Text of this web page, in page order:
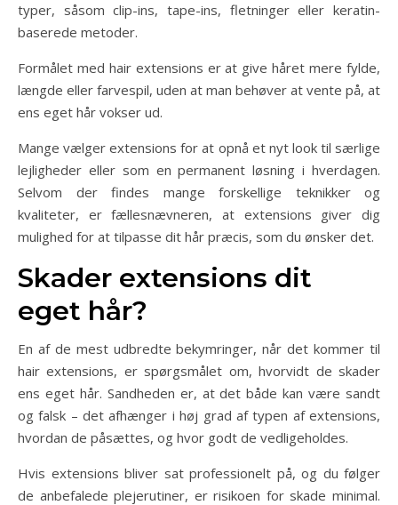
typer, såsom clip-ins, tape-ins, fletninger eller keratin-
baserede metoder.
Formålet med hair extensions er at give håret mere fylde,
længde eller farvespil, uden at man behøver at vente på, at
ens eget hår vokser ud.
Mange vælger extensions for at opnå et nyt look til særlige
lejligheder eller som en permanent løsning i hverdagen.
Selvom der findes mange forskellige teknikker og
kvaliteter, er fællesnævneren, at extensions giver dig
mulighed for at tilpasse dit hår præcis, som du ønsker det.
Skader extensions dit
eget hår?
En af de mest udbredte bekymringer, når det kommer til
hair extensions, er spørgsmålet om, hvorvidt de skader
ens eget hår. Sandheden er, at det både kan være sandt
og falsk – det afhænger i høj grad af typen af extensions,
hvordan de påsættes, og hvor godt de vedligeholdes.
Hvis extensions bliver sat professionelt på, og du følger
de anbefalede plejerutiner, er risikoen for skade minimal.